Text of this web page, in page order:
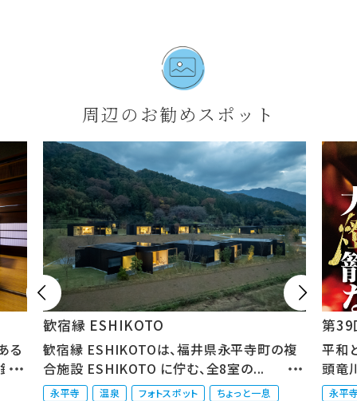
周辺のお勧めスポット
る
歓宿縁 ESHIKOTO
歓宿縁 ESHIKOTOは、福井県永平寺町の複
合施設 ESHIKOTO に佇む、全8室の...
永平寺 温泉 フォトスポット
ちょっと一息
第39
平和
頭竜
町...
永平
 